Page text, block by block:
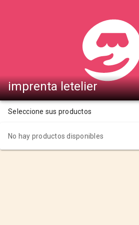
imprenta letelier
Seleccione sus productos
No hay productos disponibles